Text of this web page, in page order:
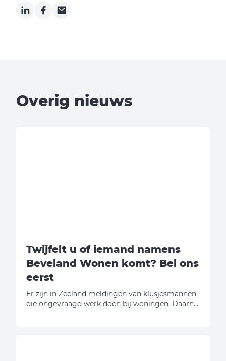
LinkedInFacebook
Email
Overig nieuws
Twijfelt u of iemand namens
Beveland Wonen komt? Bel ons
eerst
Er zijn in Zeeland meldingen van klusjesmannen
die ongevraagd werk doen bij woningen. Daarna